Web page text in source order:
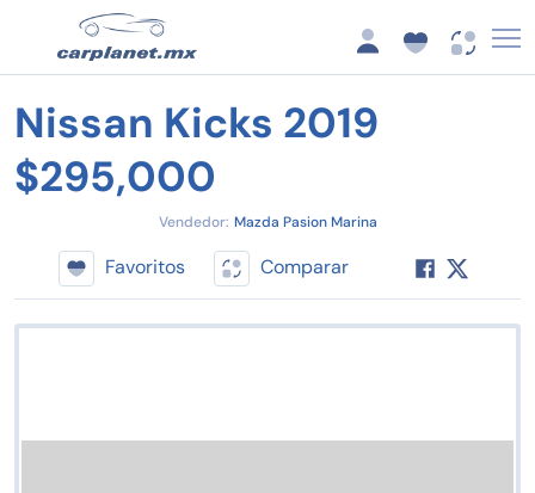
Nissan Kicks 2019
$295,000
Vendedor: Mazda Pasion Marina
Favoritos Comparar